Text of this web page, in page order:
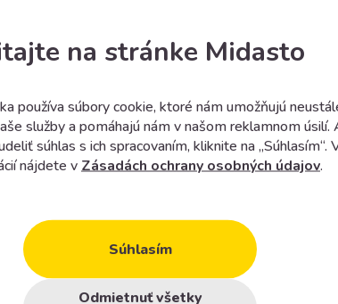
alebo zdieľať iné tweety, zatiaľ čo
používatelia ich môžu iba […]
na stránke Midasto
používa súbory cookie, ktoré nám umožňujú
služby a pomáhajú nám v našom reklamnom úsilí.
súhlas s ich spracovaním, kliknite na „Súhlasím“.
nájdete v Zásadách ochrany osobných údajov.
Súhlasím
Odmietnuť všetky